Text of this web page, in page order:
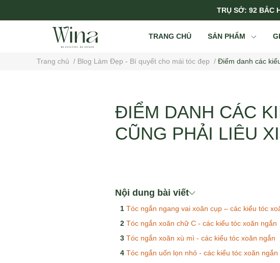
TRỤ SỞ: 92 BẮC
TRANG CHỦ SẢN PHẨM
Trang chủ / Blog Làm Đẹp - Bí quyết cho mái tóc đẹp / Điểm danh các
ĐIỂM DANH CÁC
CŨNG PHẢI LIÊU
Nội dung bài viết
Tóc ngắn ngang vai xoăn cụp – các kiểu tóc
Tóc ngắn xoăn chữ C - các kiểu tóc xoăn ngắn
Tóc ngắn xoăn xù mì - các kiểu tóc xoăn ngắn
Tóc ngắn uốn lọn nhỏ - các kiểu tóc xoăn ngắn